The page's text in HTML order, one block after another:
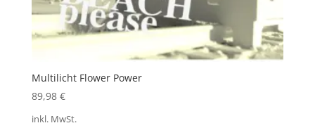
Multilicht Flower Power
89,98 €
inkl. MwSt.